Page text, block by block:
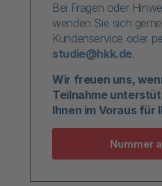
Bei Fragen oder
wenden Sie sich
Kundenservice oder
studie@hkk.de.
Wir freuen uns,
Teilnahme
Ihnen im Voraus für
Nummer